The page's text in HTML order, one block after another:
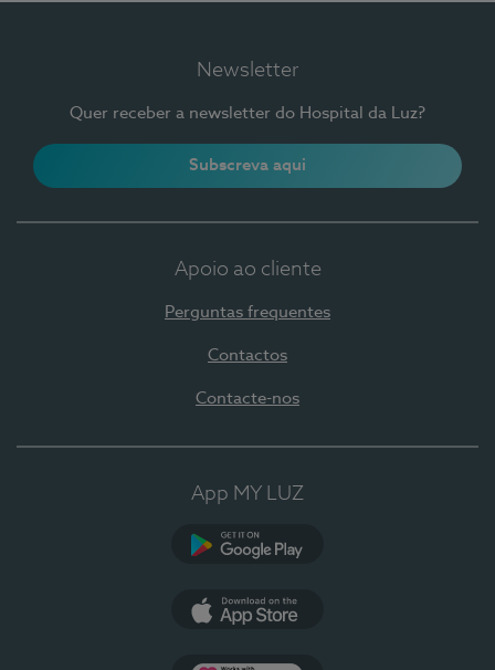
Newsletter
Quer receber a newsletter do Hospital da Luz?
Subscreva aqui
Apoio ao cliente
Perguntas frequentes
Contactos
Contacte-nos
App MY LUZ